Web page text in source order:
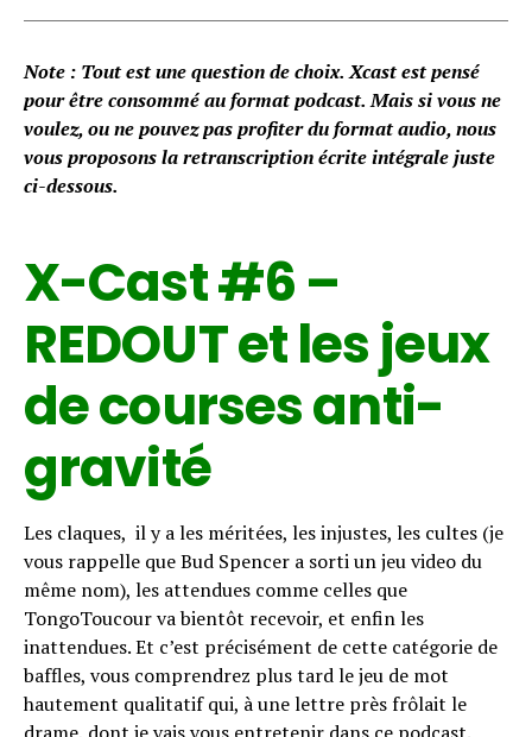
d
o
P
l
a
r
Note : Tout est une question de choix. Xcast est pensé
pour être consommé au format podcast. Mais si vous ne
voulez, ou ne pouvez pas profiter du format audio, nous
vous proposons la retranscription écrite intégrale juste
ci-dessous.
X-Cast #6 –
REDOUT et les jeux
de courses anti-
gravité
Les claques, il y a les méritées, les injustes, les cultes (je
vous rappelle que Bud Spencer a sorti un jeu video du
même nom), les attendues comme celles que
TongoToucour va bientôt recevoir, et enfin les
inattendues. Et c’est précisément de cette catégorie de
baffles, vous comprendrez plus tard le jeu de mot
hautement qualitatif qui, à une lettre près frôlait le